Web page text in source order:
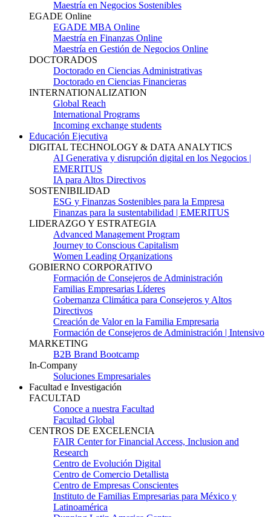
Maestría en Negocios Sostenibles
EGADE Online
EGADE MBA Online
Maestría en Finanzas Online
Maestría en Gestión de Negocios Online
DOCTORADOS
Doctorado en Ciencias Administrativas
Doctorado en Ciencias Financieras
INTERNATIONALIZATION
Global Reach
International Programs
Incoming exchange students
Educación Ejecutiva
DIGITAL TECHNOLOGY & DATA ANALYTICS
AI Generativa y disrupción digital en los Negocios |
EMERITUS
IA para Altos Directivos
SOSTENIBILIDAD
ESG y Finanzas Sostenibles para la Empresa
Finanzas para la sustentabilidad | EMERITUS
LIDERAZGO Y ESTRATEGIA
Advanced Management Program
Journey to Conscious Capitalism
Women Leading Organizations
GOBIERNO CORPORATIVO
Formación de Consejeros de Administración
Familias Empresarias Líderes
Gobernanza Climática para Consejeros y Altos
Directivos
Creación de Valor en la Familia Empresaria
Formación de Consejeros de Administración | Intensivo
MARKETING
B2B Brand Bootcamp
In-Company
Soluciones Empresariales
Facultad e Investigación
FACULTAD
Conoce a nuestra Facultad
Facultad Global
CENTROS DE EXCELENCIA
FAIR Center for Financial Access, Inclusion and
Research
Centro de Evolución Digital
Centro de Comercio Detallista
Centro de Empresas Conscientes
Instituto de Familias Empresarias para México y
Latinoamérica